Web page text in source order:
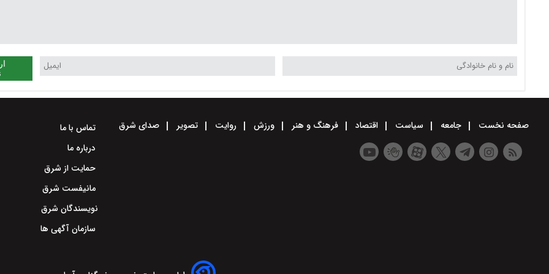
صفحه نخست جامعه سیاست اقتصاد فرهنگ و هنر ورزش روایت تصویر صدای شرق
تماس با ما
درباره ما
حمایت از شرق
مانیفست شرق
نویسندگان شرق
سازمان آگهی ها